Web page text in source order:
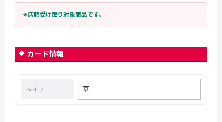
※店頭受け取り対象商品です。
カード情報
タイプ 草